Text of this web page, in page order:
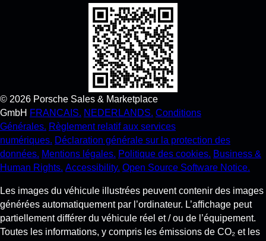
© 2026 Porsche Sales & Marketplace
GmbH FRANCAIS. NEDERLANDS. Conditions
Générales. Règlement relatif aux services
numériques. Déclaration générale sur la protection des
données. Mentions légales. Politique des cookies. Business &
Human Rights. Accessibility. Open Source Software Notice.
Les images du véhicule illustrées peuvent contenir des images
générées automatiquement par l’ordinateur. L’affichage peut
partiellement différer du véhicule réel et / ou de l’équipement.
Toutes les informations, y compris les émissions de CO₂ et les